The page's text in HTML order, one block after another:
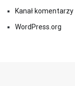
Kanał komentarzy
WordPress.org